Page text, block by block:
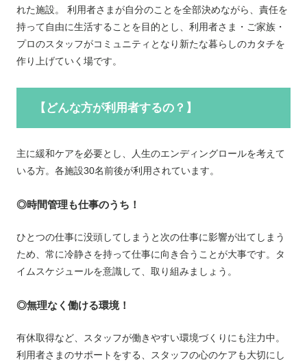
れた施設。 利用者さまが自分のことを全部決めながら、責任を
持って自由に生活することを目的とし、利用者さま・ご家族・
プロのスタッフがコミュニティとなり新たな暮らしのカタチを
作り上げていく場です。
【どんな方が利用者するの？】
主に緩和ケアを必要とし、人生のエンディングロールを考えて
いる方。各施設30名前後が利用されています。
◎時間管理も仕事のうち！
ひとつの仕事に没頭してしまうと次の仕事に影響が出てしまう
ため、常に冷静さを持って仕事に向き合うことが大事です。タ
イムスケジュールを意識して、取り組みましょう。
◎無理なく働ける環境！
有休取得など、スタッフが働きやすい環境づくりにも注力中。
利用者さまのサポートをする、スタッフの心のケアも大切にし